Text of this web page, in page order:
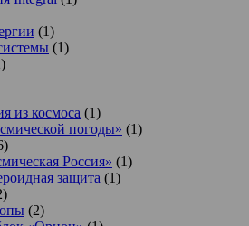
(1)
(1)
из космоса (1)
погоды» (1)
Россия» (1)
защита (1)
(2)